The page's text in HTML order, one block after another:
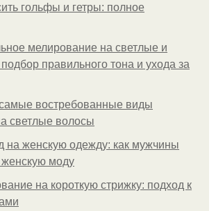
гольфы и гетры: полное
мелирование на светлые и
правильного тона и ухода за
самые востребованные виды
светлые волосы
на женскую одежду: как мужчины
моду
на короткую стрижку: подход к